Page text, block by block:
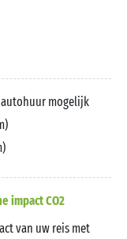
autohuur mogelijk
impact CO2
van uw reis met